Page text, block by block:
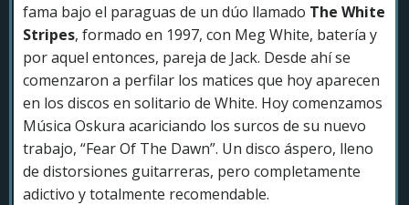
fama bajo el paraguas de un dúo llamado The White
Stripes, formado en 1997, con Meg White, batería y
por aquel entonces, pareja de Jack. Desde ahí se
comenzaron a perfilar los matices que hoy aparecen
en los discos en solitario de White. Hoy comenzamos
Música Oskura acariciando los surcos de su nuevo
trabajo, “Fear Of The Dawn”. Un disco áspero, lleno
de distorsiones guitarreras, pero completamente
adictivo y totalmente recomendable.